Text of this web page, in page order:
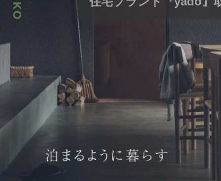
都心の30坪で叶えら
ひろしまの家 Vol.13掲
機能面と室内動線
大家族ならではの工
家族が集まるこだわ
プライバシーを保ち
マンションのように
2階リビングで叶えた
大きな吹き抜けを中
インパクトのある外
開放感と機能性を兼
雑誌に掲載されました
家族の好きを集めた
開放感と最高の眺望が
ガラス越しに庭木が望
独特な雰囲気の和室